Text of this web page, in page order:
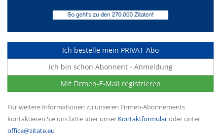
Ich bestelle mein PRIVAT-Abo
Ich bin schon Abonnent - Anmeldung
Mit Firmen-E-Mail registrieren
Für weitere Informationen zu unseren Firmen-Abonnements
kontaktieren Sie uns bitte über unser Kontaktformularoder unter
office@zitate.eu